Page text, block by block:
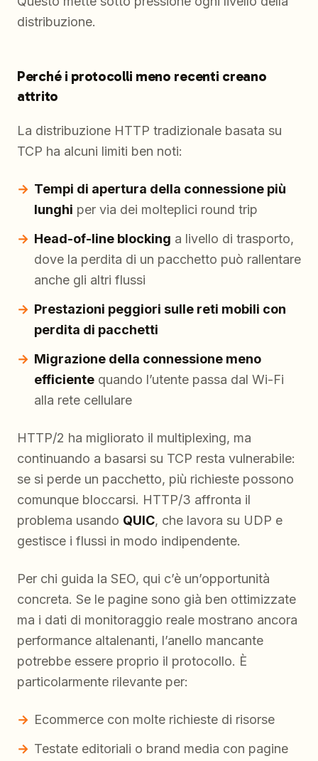
distribuzione.
Perché i protocolli meno recenti creano
attrito
La distribuzione HTTP tradizionale basata su
TCP ha alcuni limiti ben noti:
Tempi di apertura della connessione più
lunghi per via dei molteplici round trip
Head-of-line blocking a livello di trasporto,
dove la perdita di un pacchetto può rallentare
anche gli altri flussi
Prestazioni peggiori sulle reti mobili con
perdita di pacchetti
Migrazione della connessione meno
efficiente quando l’utente passa dal Wi-Fi
alla rete cellulare
HTTP/2 ha migliorato il multiplexing, ma
continuando a basarsi su TCP resta vulnerabile:
se si perde un pacchetto, più richieste possono
comunque bloccarsi. HTTP/3 affronta il
problema usando QUIC, che lavora su UDP e
gestisce i flussi in modo indipendente.
Per chi guida la SEO, qui c’è un’opportunità
concreta. Se le pagine sono già ben ottimizzate
ma i dati di monitoraggio reale mostrano ancora
performance altalenanti, l’anello mancante
potrebbe essere proprio il protocollo. È
particolarmente rilevante per:
Ecommerce con molte richieste di risorse
Testate editoriali o brand media con pagine